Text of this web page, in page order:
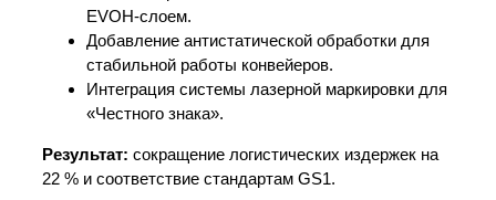
EVOH-слоем.
Добавление антистатической обработки для
стабильной работы конвейеров.
Интеграция системы лазерной маркировки для
«Честного знака».
Результат: сокращение логистических издержек на
22 % и соответствие стандартам GS1.